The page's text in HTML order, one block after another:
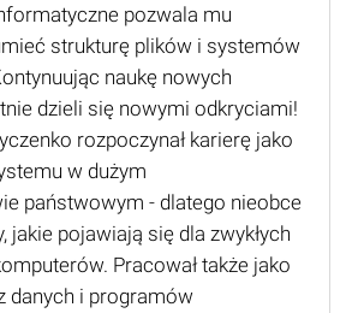
pozwala mu
strukturę plików i systemów
naukę nowych
dzieli się nowymi odkryciami!
rozpoczynał karierę jako
w dużym
państwowym - dlatego nieobce
jakie pojawiają się dla zwykłych
Pracował także jako
danych i programów